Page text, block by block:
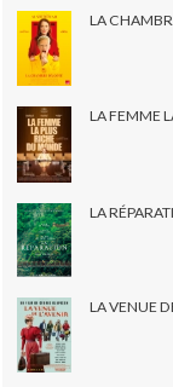
LA
LA FEMME
LA
LA VENUE